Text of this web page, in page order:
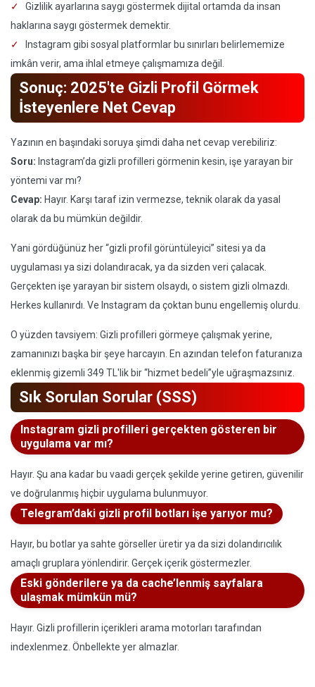
Gizlilik ayarlarına saygı göstermek dijital ortamda da insan
haklarına saygı göstermek demektir.
Instagram gibi sosyal platformlar bu sınırları belirlememize
imkân verir, ama ihlal etmeye çalışmamıza değil.
Sonuç: 2025'te Gizli Profil Görmek
İsteyenlere Net Cevap
Yazının en başındaki soruya şimdi daha net cevap verebiliriz:
Soru: Instagram’da gizli profilleri görmenin kesin, işe yarayan bir
yöntemi var mı?
Cevap: Hayır. Karşı taraf izin vermezse, teknik olarak da yasal
olarak da bu mümkün değildir.
Yani gördüğünüz her “gizli profil görüntüleyici” sitesi ya da
uygulaması ya sizi dolandıracak, ya da sizden veri çalacak.
Gerçekten işe yarayan bir sistem olsaydı, o sistem gizli olmazdı.
Herkes kullanırdı. Ve Instagram da çoktan bunu engellemiş olurdu.
O yüzden tavsiyem: Gizli profilleri görmeye çalışmak yerine,
zamanınızı başka bir şeye harcayın. En azından telefon faturanıza
eklenmiş gizemli 349 TL'lik bir “hizmet bedeli”yle uğraşmazsınız.
Sık Sorulan Sorular (SSS)
Instagram gizli profilleri gerçekten gösteren bir
uygulama var mı?
Hayır. Şu ana kadar bu vaadi gerçek şekilde yerine getiren, güvenilir
ve doğrulanmış hiçbir uygulama bulunmuyor.
Telegram’daki gizli profil botları işe yarıyor mu?
Hayır, bu botlar ya sahte görseller üretir ya da sizi dolandırıcılık
amaçlı gruplara yönlendirir. Gerçek içerik göstermezler.
Eski gönderilere ya da cache’lenmiş sayfalara
ulaşmak mümkün mü?
Hayır. Gizli profillerin içerikleri arama motorları tarafından
indexlenmez. Önbellekte yer almazlar.